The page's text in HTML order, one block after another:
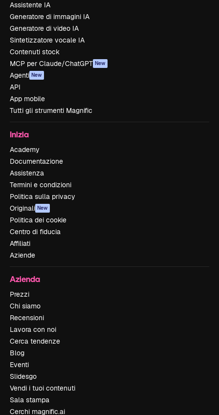
Assistente IA
Generatore di immagini IA
Generatore di video IA
Sintetizzatore vocale IA
Contenuti stock
MCP per Claude/ChatGPT New
Agenti New
API
App mobile
Tutti gli strumenti Magnific
Inizia
Academy
Documentazione
Assistenza
Termini e condizioni
Politica sulla privacy
Originali New
Politica dei cookie
Centro di fiducia
Affiliati
Aziende
Azienda
Prezzi
Chi siamo
Recensioni
Lavora con noi
Cerca tendenze
Blog
Eventi
Slidesgo
Vendi i tuoi contenuti
Sala stampa
Cerchi magnific.ai